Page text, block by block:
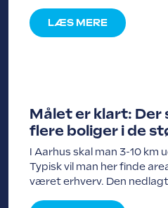
LÆS MERE
Målet er klart: Der
flere boliger i de
I Aarhus skal man 3-10 km
Typisk vil man her finde
været erhverv. Den